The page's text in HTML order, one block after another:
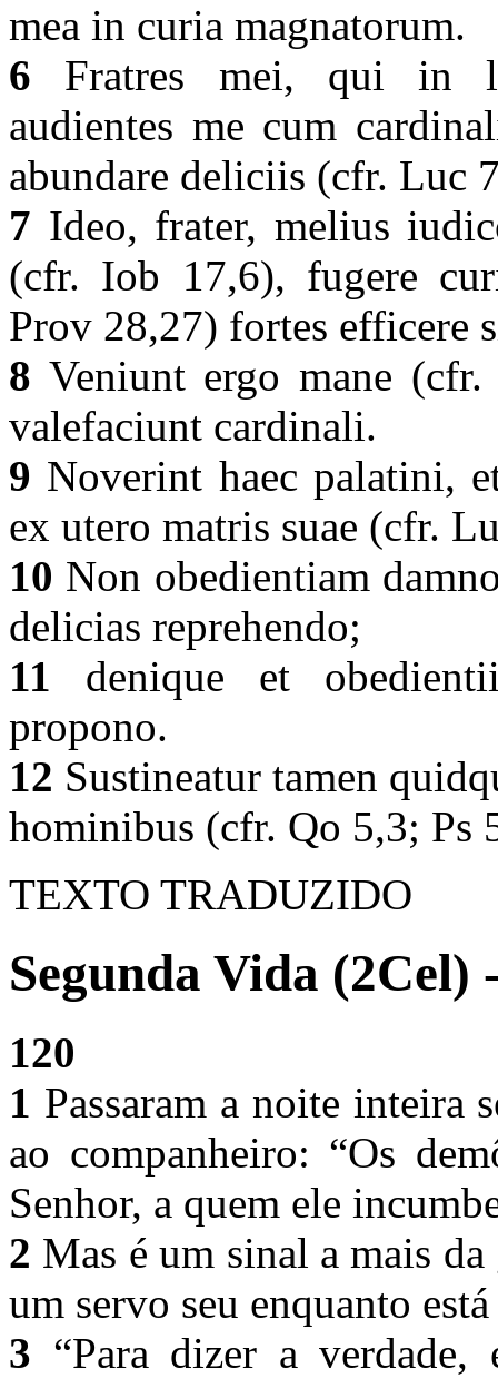
mea in curia magnatorum.
6 Fratres mei, qui in
audientes me cum
abundare deliciis (cfr. Luc
7 Ideo, frater, melius
(cfr. Iob 17,6), fugere
Prov 28,27) fortes efficere
8 Veniunt ergo mane
valefaciunt cardinali.
9 Noverint haec palatini,
ex utero matris suae (cfr.
10 Non obedientiam
delicias reprehendo;
11 denique et
propono.
12 Sustineatur tamen
hominibus (cfr. Qo 5,3; Ps
TEXTO TRADUZIDO
Segunda Vida (2Cel)
120
1 Passaram a noite inteira
ao companheiro: “Os
Senhor, a quem ele
2 Mas é um sinal a mais
um servo seu enquanto
3 “Para dizer a